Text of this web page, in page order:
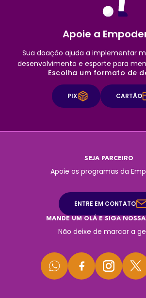
Apoie a
Sua doação ajuda a implementar
desenvolvimento e esporte para
Escolha um formato de
PIX CARTÃO
SEJA PARCEIRO
Apoie os programas da
ENTRE EM CONTATO
MANDE UM OLÁ E SIGA
Não deixe de marcar a